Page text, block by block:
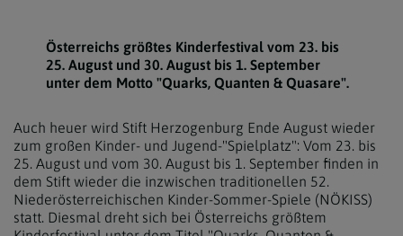
Österreichs größtes Kinderfestival vom 23. bis
25. August und 30. August bis 1. September
unter dem Motto "Quarks, Quanten & Quasare".
Auch heuer wird Stift Herzogenburg Ende August wieder
zum großen Kinder- und Jugend-"Spielplatz": Vom 23. bis
25. August und vom 30. August bis 1. September finden in
dem Stift wieder die inzwischen traditionellen 52.
Niederösterreichischen Kinder-Sommer-Spiele (NÖKISS)
statt. Diesmal dreht sich bei Österreichs größtem